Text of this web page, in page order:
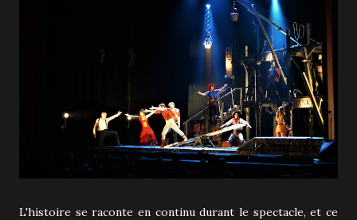
L'histoire se raconte en continu durant le spectacle, et ce